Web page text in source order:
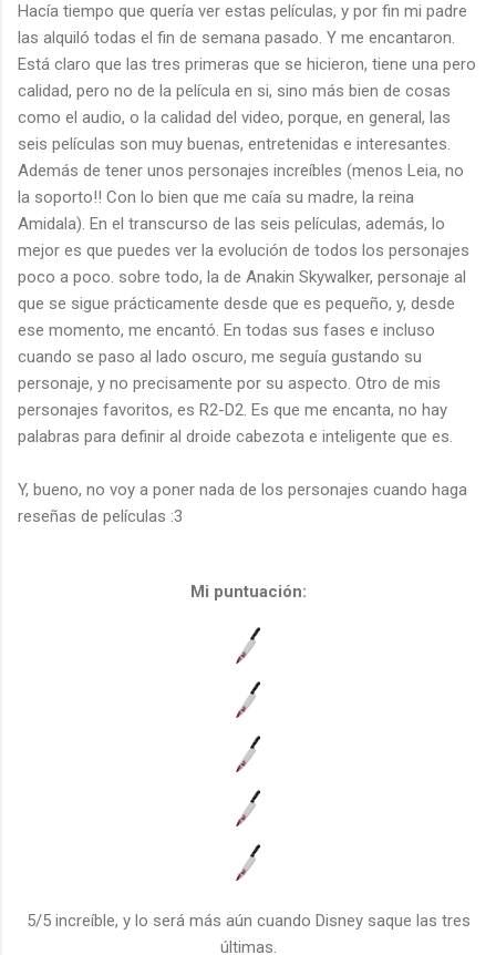
Hacía tiempo que quería ver estas películas, y por fin mi padre
las alquiló todas el fin de semana pasado. Y me encantaron.
Está claro que las tres primeras que se hicieron, tiene una pero
calidad, pero no de la película en si, sino más bien de cosas
como el audio, o la calidad del video, porque, en general, las
seis películas son muy buenas, entretenidas e interesantes.
Además de tener unos personajes increíbles (menos Leia, no
la soporto!! Con lo bien que me caía su madre, la reina
Amidala). En el transcurso de las seis películas, además, lo
mejor es que puedes ver la evolución de todos los personajes
poco a poco. sobre todo, la de Anakin Skywalker, personaje al
que se sigue prácticamente desde que es pequeño, y, desde
ese momento, me encantó. En todas sus fases e incluso
cuando se paso al lado oscuro, me seguía gustando su
personaje, y no precisamente por su aspecto. Otro de mis
personajes favoritos, es R2-D2. Es que me encanta, no hay
palabras para definir al droide cabezota e inteligente que es.
Y, bueno, no voy a poner nada de los personajes cuando haga
reseñas de películas :3
Mi puntuación:
5/5 increíble, y lo será más aún cuando Disney saque las tres
últimas.